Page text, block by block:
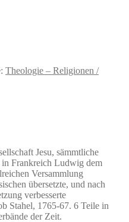
Theologie – Religionen /
Jesu, sämmtliche
Frankreich Ludwig dem
Versammlung
übersetzte, und nach
verbesserte
Stahel, 1765-67. 6 Teile in
der Zeit.